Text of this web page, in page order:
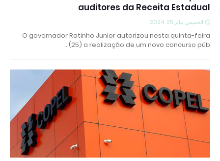
auditores da Receita Estadual
الخميس, يناير 25, 2024
O governador Ratinho Junior autorizou nesta quinta-feira
(25) a realização de um novo concurso púb…